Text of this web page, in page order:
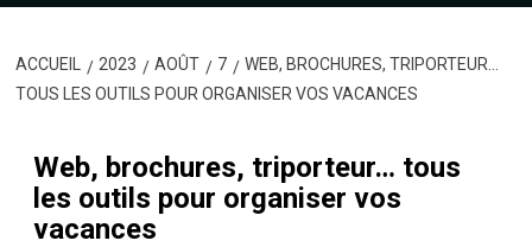
ACCUEIL 2023 AOÛT 7
WEB, BROCHURES, TRIPORTEUR…
TOUS LES OUTILS POUR ORGANISER VOS VACANCES
Web, brochures, triporteur… tous
les outils pour organiser vos
vacances